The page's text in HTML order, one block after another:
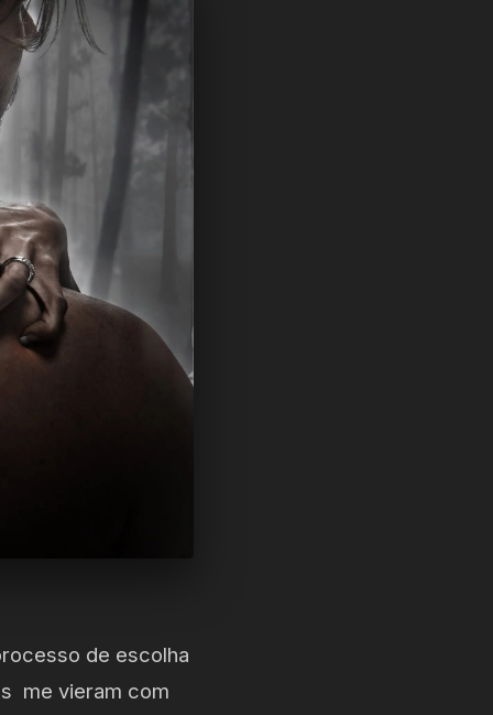
de escolha
me vieram com